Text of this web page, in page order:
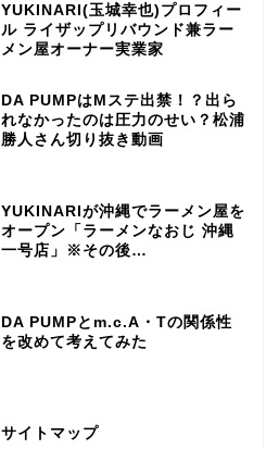
YUKINARI(玉城幸也)プロフィー
ル ライザップリバウンド兼ラー
メン屋オーナー実業家
DA PUMPはMステ出禁！？出ら
れなかったのは圧力のせい？松浦
勝人さん切り抜き動画
YUKINARIが沖縄でラーメン屋を
オープン「ラーメンなおじ 沖縄
一号店」※その後…
DA PUMPとm.c.A・Tの関係性
を改めて考えてみた
サイトマップ